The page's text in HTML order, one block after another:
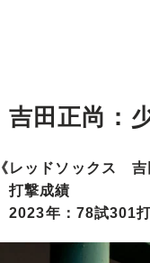
吉田正尚：
《レッドソックス 吉
打撃成績
2023年：78試301